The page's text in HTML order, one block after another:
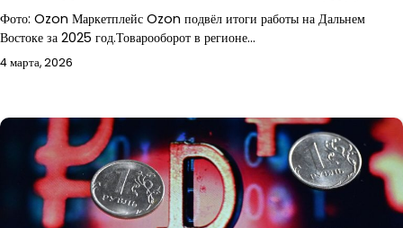
Фото: Ozon Маркетплейс Ozon подвёл итоги работы на Дальнем
Востоке за 2025 год.Товарооборот в регионе…
4 марта, 2026